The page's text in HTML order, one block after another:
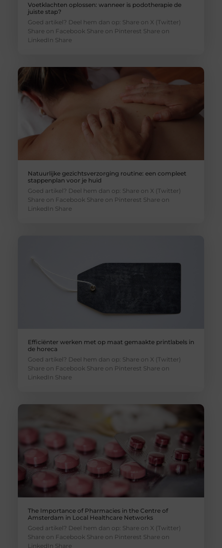
Voetklachten oplossen: wanneer is podotherapie de
juiste stap?
Goed artikel? Deel hem dan op: Share on X (Twitter)
Share on Facebook Share on Pinterest Share on
LinkedIn Share
Natuurlijke gezichtsverzorging routine: een compleet
stappenplan voor je huid
Goed artikel? Deel hem dan op: Share on X (Twitter)
Share on Facebook Share on Pinterest Share on
LinkedIn Share
Efficiënter werken met op maat gemaakte printlabels in
de horeca
Goed artikel? Deel hem dan op: Share on X (Twitter)
Share on Facebook Share on Pinterest Share on
LinkedIn Share
The Importance of Pharmacies in the Centre of
Amsterdam in Local Healthcare Networks
Goed artikel? Deel hem dan op: Share on X (Twitter)
Share on Facebook Share on Pinterest Share on
LinkedIn Share